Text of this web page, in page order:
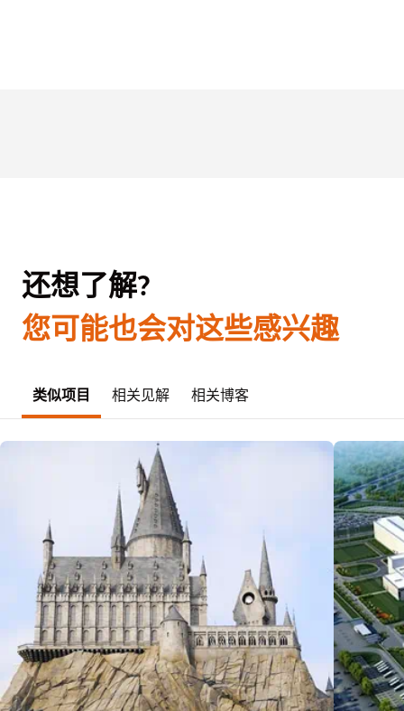
还想了解?
您可能也会对这些感兴趣
类似项目 相关见解 相关博客